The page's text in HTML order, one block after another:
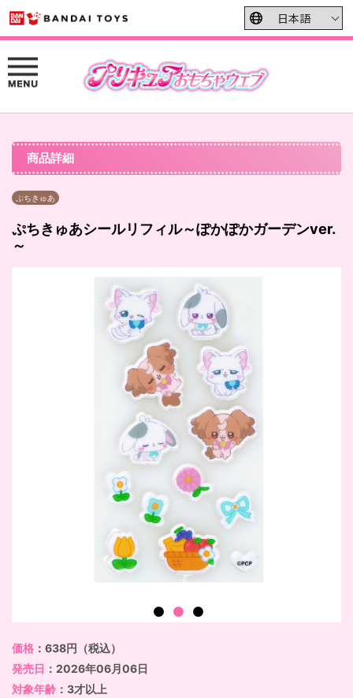
商品詳細
ぷちきゅあ
ぷちきゅあシールリフィル～ぽかぽかガーデンver.
～
価格 ：638円（税込）
発売日 ：2026年06月06日
対象年齢 ：3才以上